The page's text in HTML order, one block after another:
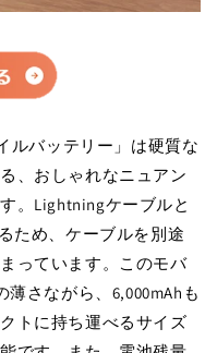
ルバッテリー」は硬質な
、おしゃれなニュアン
。Lightningケーブルと
ため、ケーブルを別途
っています。このモバ
さながら、6,000mAhも
トに持ち運べるサイズ